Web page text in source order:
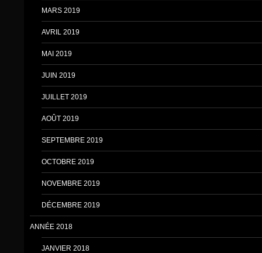
MARS 2019
AVRIL 2019
MAI 2019
JUIN 2019
JUILLET 2019
AOÛT 2019
SEPTEMBRE 2019
OCTOBRE 2019
NOVEMBRE 2019
DÉCEMBRE 2019
ANNÉE 2018
JANVIER 2018